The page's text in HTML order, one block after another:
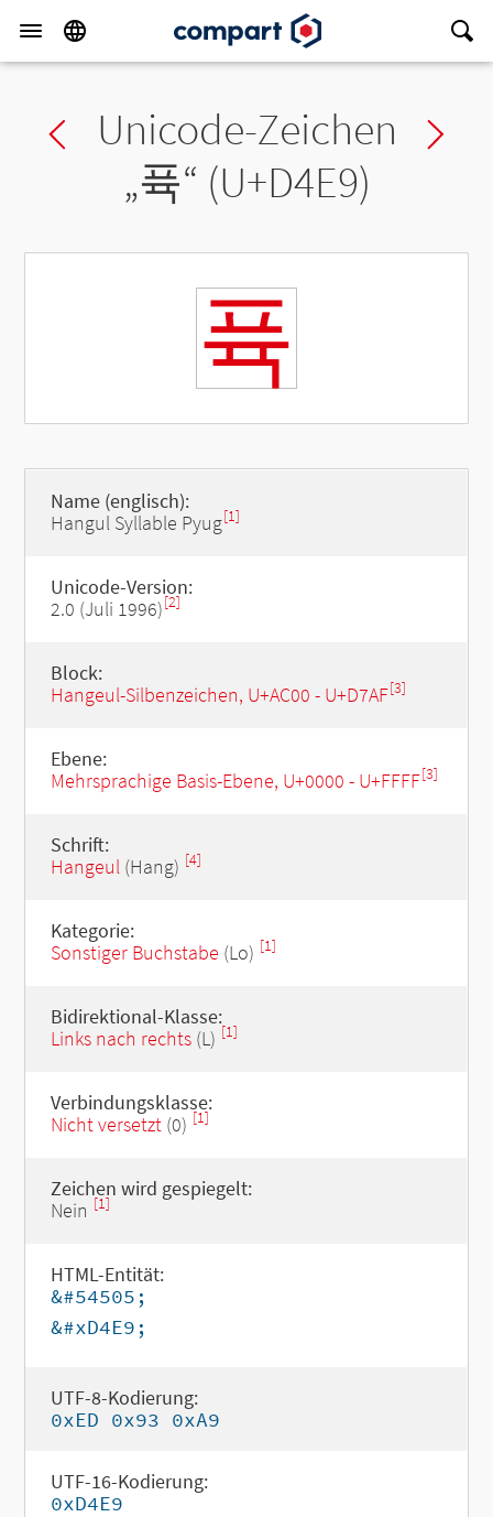
Previous char
Unicode-Zeichen
„퓩“ (U+D4E9)
퓩
Name (englisch):
Hangul Syllable Pyug[1]
Unicode-Version:
2.0 (Juli 1996)[2]
Block:
Hangeul-Silbenzeichen, U+AC00 - U+D7AF[3]
Ebene:
Mehrsprachige Basis-Ebene, U+0000 - U+FFFF[3]
Schrift:
Hangeul(Hang) [4]
Kategorie:
Sonstiger Buchstabe (Lo) [1]
Bidirektional-Klasse:
Links nach rechts(L) [1]
Verbindungsklasse:
Nicht versetzt(0) [1]
Zeichen wird gespiegelt:
Nein [1]
HTML-Entität:
&#54505;
&#xD4E9;
UTF-8-Kodierung:
0xED 0x93 0xA9
UTF-16-Kodierung:
0xD4E9